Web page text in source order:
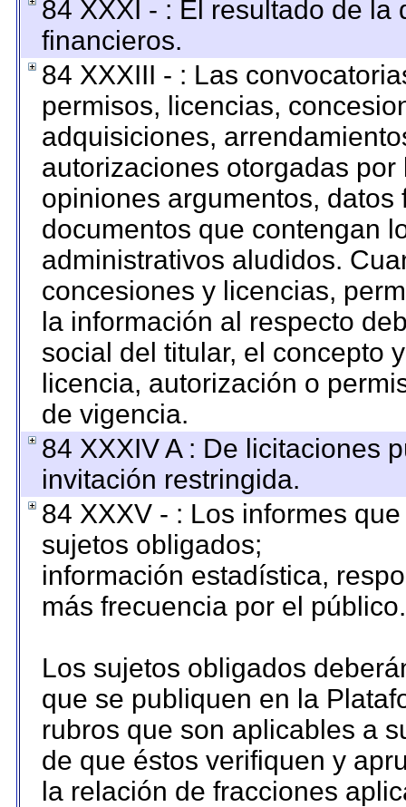
84 XXXI - : El resultado de
financieros.
84 XXXIII - : Las
permisos, licencias,
adquisiciones,
autorizaciones otorgadas
opiniones argumentos,
documentos que contengan
administrativos aludidos.
concesiones y licencias,
la información al respecto
social del titular, el concepto
licencia, autorización o
de vigencia.
84 XXXIV A : De licitaciones
invitación restringida.
84 XXXV - : Los informes
sujetos obligados;
información estadística,
más frecuencia por el público.
Los sujetos obligados
que se publiquen en la
rubros que son aplicables a
de que éstos verifiquen y
la relación de fracciones